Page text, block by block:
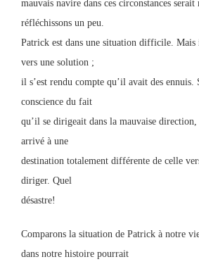
mauvais navire dans ces circonstances
réfléchissons un peu.
Patrick est dans une situation difficile.
vers une solution ;
il s’est rendu compte qu’il avait des ennuis.
conscience du fait
qu’il se dirigeait dans la mauvaise
arrivé à une
destination totalement différente de celle
diriger. Quel
désastre!
Comparons la situation de Patrick à notre
dans notre histoire pourrait